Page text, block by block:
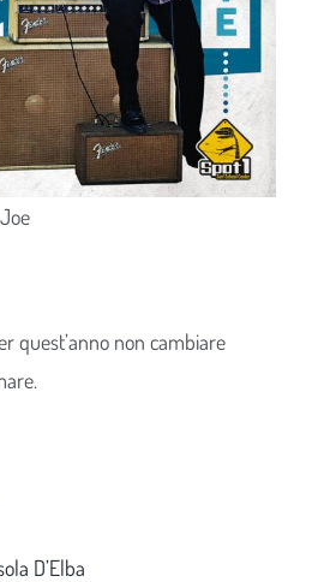
quest’anno non cambiare
D’Elba